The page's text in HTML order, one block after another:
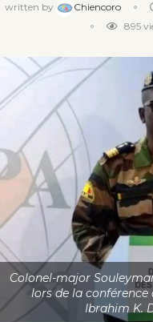
written by Chiencoro
895
Colonel-major
lors de la conférence
Ibrahim K.